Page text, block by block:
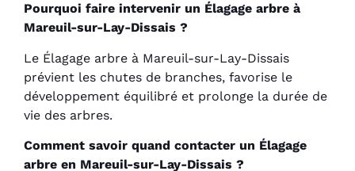
Pourquoi faire intervenir un Élagage arbre à
Mareuil-sur-Lay-Dissais ?
Le Élagage arbre à Mareuil-sur-Lay-Dissais
prévient les chutes de branches, favorise le
développement équilibré et prolonge la durée de
vie des arbres.
Comment savoir quand contacter un Élagage
arbre en Mareuil-sur-Lay-Dissais ?